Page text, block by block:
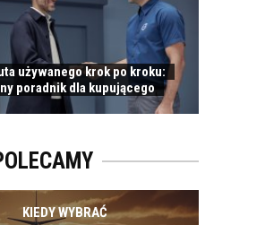
używanego krok po kroku:
poradnik dla kupującego
KIEDY WYBRAĆ